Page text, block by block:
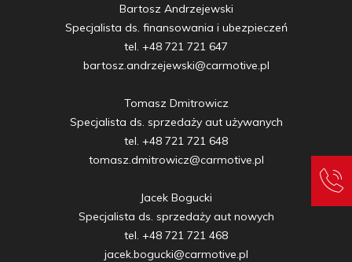
Bartosz Andrzejewski
Specjalista ds. finansowania i ubezpieczeń
tel. +48 721 721 647
bartosz.andrzejewski@carmotive.pl
Tomasz Dmitrowicz
Specjalista ds. sprzedaży aut używanych
tel. +48 721 721 648
tomasz.dmitrowicz@carmotive.pl
Jacek Bogucki
Specjalista ds. sprzedaży aut nowych
tel. +48 721 721 468
jacek.bogucki@carmotive.pl